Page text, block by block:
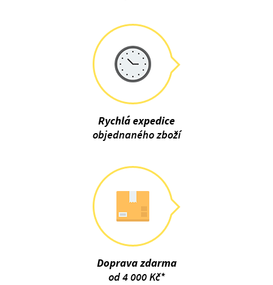
Rychlá expedice
objednaného zboží
Doprava zdarma
od 4 000 Kč*